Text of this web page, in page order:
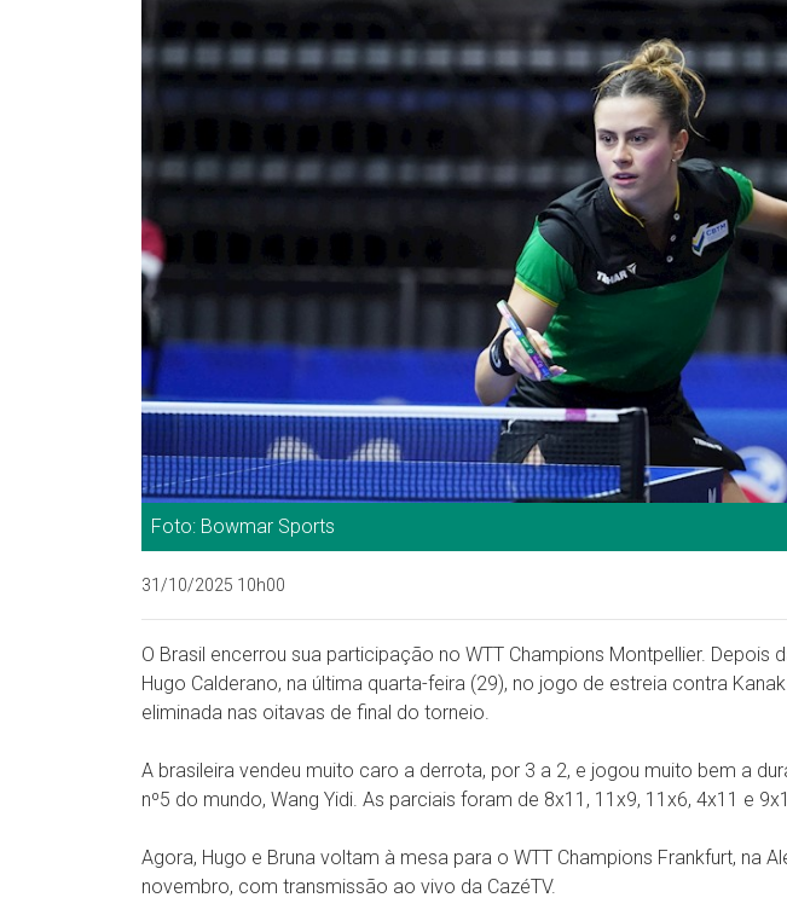
Foto: Bowmar Sports
31/10/2025 10h00
O Brasil encerrou sua participação no WTT Champions Montpellier. Depois
Hugo Calderano, na última quarta-feira (29), no jogo de estreia contra
eliminada nas oitavas de final do torneio.
A brasileira vendeu muito caro a derrota, por 3 a 2, e jogou muito bem a
nº5 do mundo, Wang Yidi. As parciais foram de 8x11, 11x9, 11x6, 4x11 e
Agora, Hugo e Bruna voltam à mesa para o WTT Champions Frankfurt, na
novembro, com transmissão ao vivo da CazéTV.